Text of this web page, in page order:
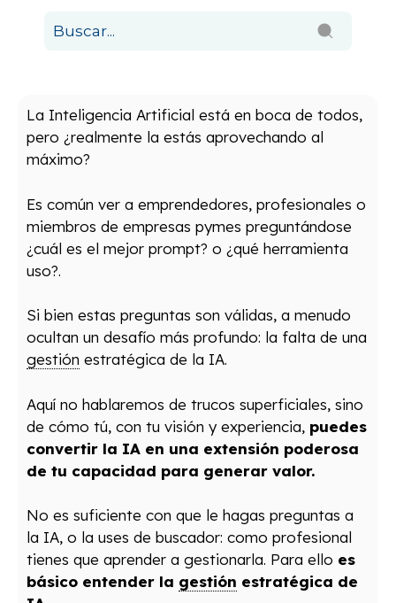
La Inteligencia Artificial está en boca de todos,
pero ¿realmente la estás aprovechando al
máximo?
Es común ver a emprendedores, profesionales o
miembros de empresas pymes preguntándose
¿cuál es el mejor prompt? o ¿qué herramienta
uso?.
Si bien estas preguntas son válidas, a menudo
ocultan un desafío más profundo: la falta de una
gestión estratégica de la IA.
Aquí no hablaremos de trucos superficiales, sino
de cómo tú, con tu visión y experiencia, puedes
convertir la IA en una extensión poderosa
de tu capacidad para generar valor.
No es suficiente con que le hagas preguntas a
la IA, o la uses de buscador: como profesional
tienes que aprender a gestionarla. Para ello es
básico entender la gestión estratégica de